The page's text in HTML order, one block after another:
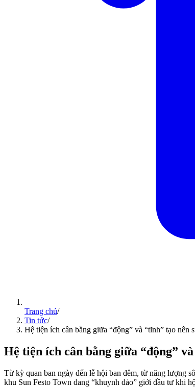
Trang chủ/
Tin tức/
Hệ tiện ích cân bằng giữa “động” và “tĩnh” tạo nên
Hệ tiện ích cân bằng giữa “động”
Từ kỳ quan ban ngày đến lễ hội ban đêm, từ năng lượng
khu Sun Festo Town đang “khuynh đảo” giới đầu tư khi